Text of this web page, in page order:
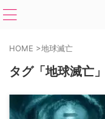
HOME >地球滅亡
タグ「地球滅亡